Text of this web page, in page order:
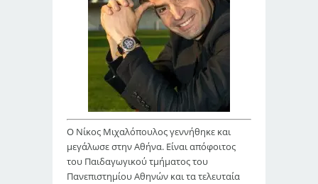
Ο Νίκος Μιχαλόπουλος γεννήθηκε και
μεγάλωσε στην Αθήνα. Είναι απόφοιτος
του Παιδαγωγικού τμήματος του
Πανεπιστημίου Αθηνών και τα τελευταία